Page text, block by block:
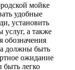
мойке
удобные
установить
услуг, а также
обозначения
должны быть
ожидание
легко